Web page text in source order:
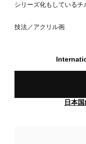
シリーズ化もしているチ
技法／アクリル画
日本